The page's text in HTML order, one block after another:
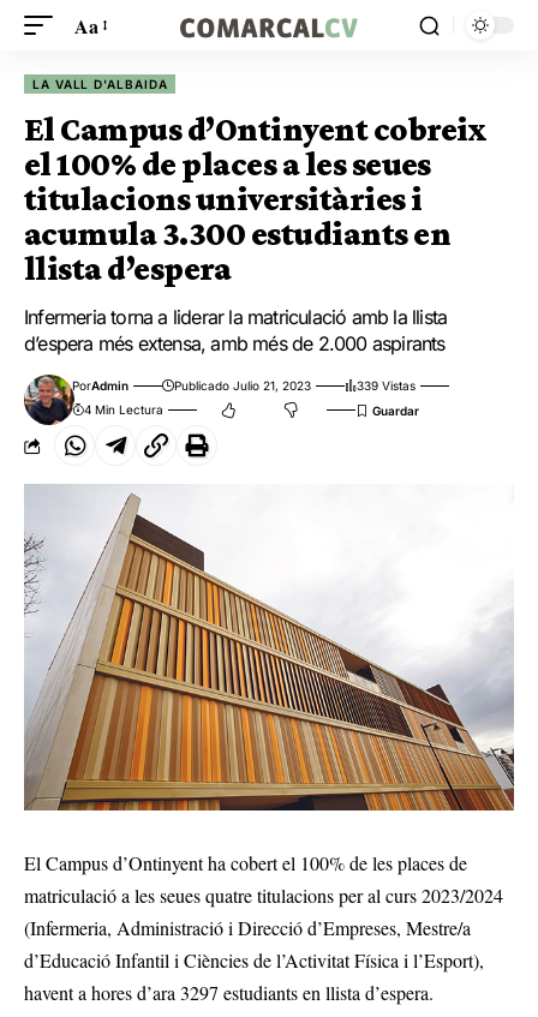
Aa
LA VALL D'ALBAIDA
El Campus d’Ontinyent cobreix
el 100% de places a les seues
titulacions universitàries i
acumula 3.300 estudiants en
llista d’espera
Infermeria torna a liderar la matriculació amb la llista
d’espera més extensa, amb més de 2.000 aspirants
PorAdmin Publicado Julio 21, 2023
339 Vistas
4 Min Lectura
El Campus d’Ontinyent ha cobert el 100% de les places de
matriculació a les seues quatre titulacions per al curs 2023/2024
(Infermeria, Administració i Direcció d’Empreses, Mestre/a
d’Educació Infantil i Ciències de l’Activitat Física i l’Esport),
havent a hores d’ara 3297 estudiants en llista d’espera.